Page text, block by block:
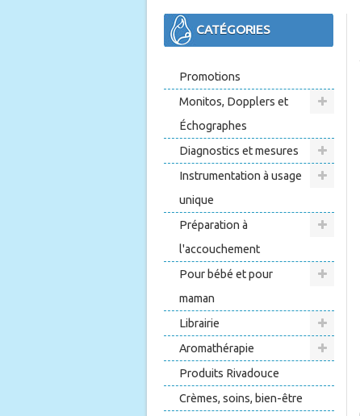
CATÉGORIES
Promotions
Monitos, Dopplers et
Échographes
Diagnostics et mesures
Instrumentation à usage
unique
Préparation à
l'accouchement
Pour bébé et pour
maman
Librairie
Aromathérapie
Produits Rivadouce
Crèmes, soins, bien-être